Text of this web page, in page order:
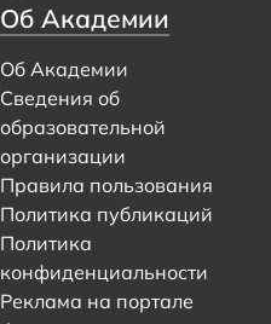
Об Академии
Об Академии
Сведения об
образовательной
организации
Правила пользования
Политика публикаций
Политика
конфиденциальности
Реклама на портале